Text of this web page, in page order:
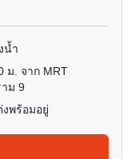
น้ำ
ม. จาก MRT
ม 9
พร้อมอยู่